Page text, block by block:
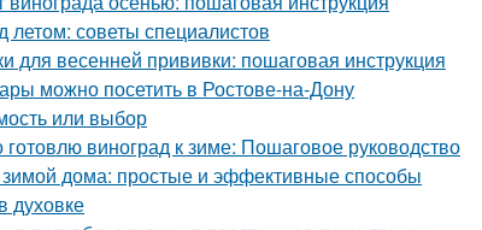
советы специалистов
для весенней прививки: пошаговая инструкция
можно посетить в Ростове-на-Дону
или выбор
виноград к зиме: Пошаговое руководство
зимой дома: простые и эффективные способы
духовке